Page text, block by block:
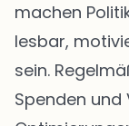
machen
lesbar,
sein.
Spenden und